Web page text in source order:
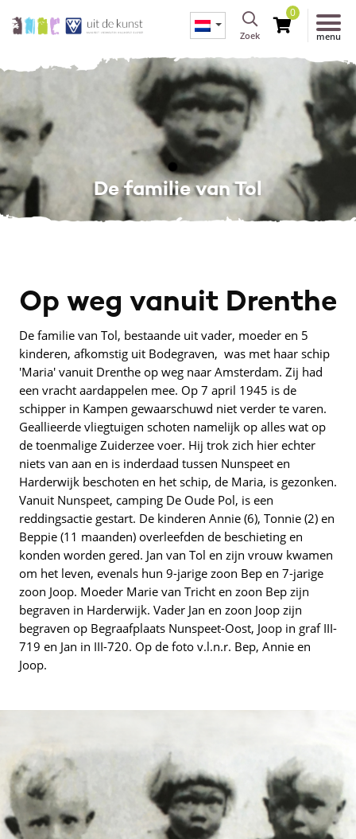
Zoek
0
menu
De familie van Tol
Op weg vanuit Drenthe
De familie van Tol, bestaande uit vader, moeder en 5
kinderen, afkomstig uit Bodegraven, was met haar schip
'Maria' vanuit Drenthe op weg naar Amsterdam. Zij had
een vracht aardappelen mee. Op 7 april 1945 is de
schipper in Kampen gewaarschuwd niet verder te varen.
Geallieerde vliegtuigen schoten namelijk op alles wat op
de toenmalige Zuiderzee voer. Hij trok zich hier echter
niets van aan en is inderdaad tussen Nunspeet en
Harderwijk beschoten en het schip, de Maria, is gezonken.
Vanuit Nunspeet, camping De Oude Pol, is een
reddingsactie gestart. De kinderen Annie (6), Tonnie (2) en
Beppie (11 maanden) overleefden de beschieting en
konden worden gered. Jan van Tol en zijn vrouw kwamen
om het leven, evenals hun 9-jarige zoon Bep en 7-jarige
zoon Joop. Moeder Marie van Tricht en zoon Bep zijn
begraven in Harderwijk. Vader Jan en zoon Joop zijn
begraven op Begraafplaats Nunspeet-Oost, Joop in graf III-
719 en Jan in III-720. Op de foto v.l.n.r. Bep, Annie en
Joop.